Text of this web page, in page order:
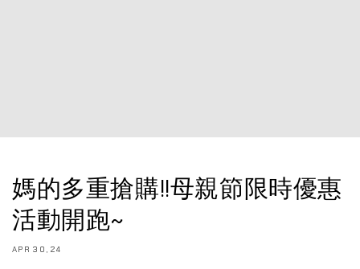
媽的多重搶購!!母親節限時優惠
活動開跑~
APR 30, 24